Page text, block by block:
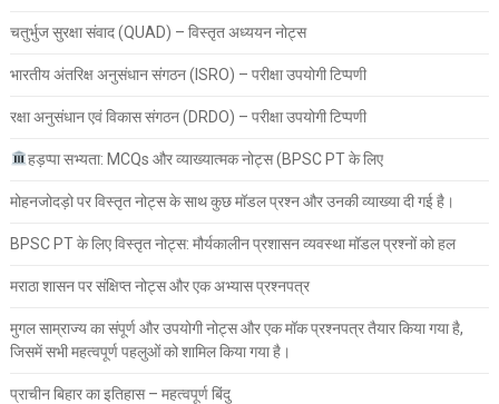
चतुर्भुज सुरक्षा संवाद (QUAD) – विस्तृत अध्ययन नोट्स
भारतीय अंतरिक्ष अनुसंधान संगठन (ISRO) – परीक्षा उपयोगी टिप्पणी
रक्षा अनुसंधान एवं विकास संगठन (DRDO) – परीक्षा उपयोगी टिप्पणी
हड़प्पा सभ्यता: MCQs और व्याख्यात्मक नोट्स (BPSC PT के लिए
मोहनजोदड़ो पर विस्तृत नोट्स के साथ कुछ मॉडल प्रश्न और उनकी व्याख्या दी गई है।
BPSC PT के लिए विस्तृत नोट्स: मौर्यकालीन प्रशासन व्यवस्था मॉडल प्रश्नों को हल
मराठा शासन पर संक्षिप्त नोट्स और एक अभ्यास प्रश्नपत्र
मुगल साम्राज्य का संपूर्ण और उपयोगी नोट्स और एक मॉक प्रश्नपत्र तैयार किया गया है,
जिसमें सभी महत्वपूर्ण पहलुओं को शामिल किया गया है।
प्राचीन बिहार का इतिहास – महत्वपूर्ण बिंदु